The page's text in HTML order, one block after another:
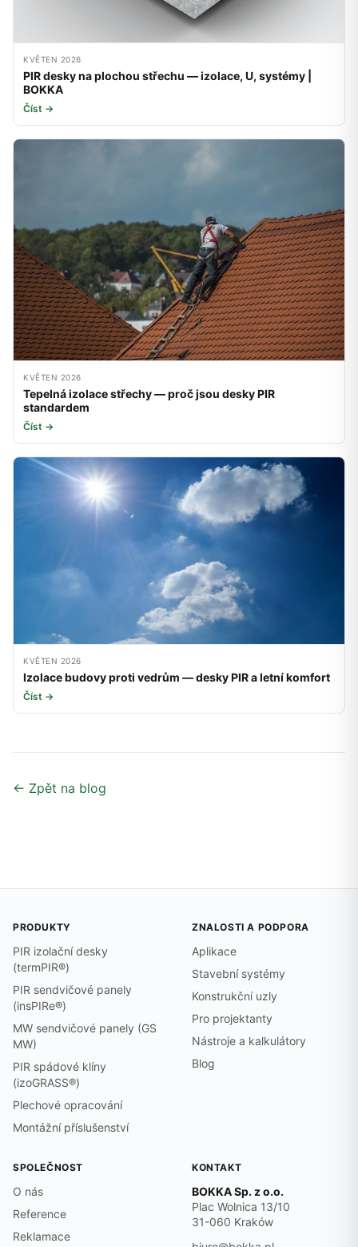
KVĚTEN 2026
PIR desky na plochou střechu — izolace, U, systémy |
BOKKA
Číst →
KVĚTEN 2026
Tepelná izolace střechy — proč jsou desky PIR
standardem
Číst →
KVĚTEN 2026
Izolace budovy proti vedrům — desky PIR a letní komfort
Číst →
← Zpět na blog
PRODUKTY
PIR izolační desky
(termPIR®)
PIR sendvičové panely
(insPIRe®)
MW sendvičové panely (GS
MW)
PIR spádové klíny
(izoGRASS®)
Plechové opracování
Montážní příslušenství
ZNALOSTI A PODPORA
Aplikace
Stavební systémy
Konstrukční uzly
Pro projektanty
Nástroje a kalkulátory
Blog
SPOLEČNOST
O nás
Reference
Reklamace
KONTAKT
BOKKA Sp. z o.o.
Plac Wolnica 13/10
31-060 Kraków